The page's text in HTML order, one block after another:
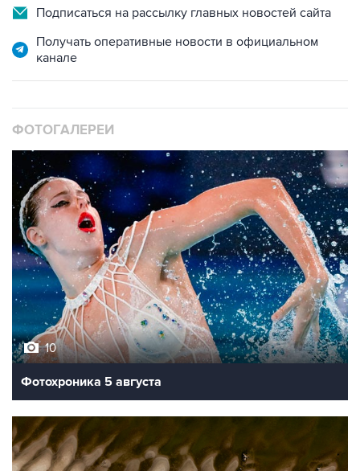
Подписаться на рассылку главных новостей сайта
Получать оперативные новости в официальном
канале
ФОТОГАЛЕРЕИ
10
Фотохроника 5 августа